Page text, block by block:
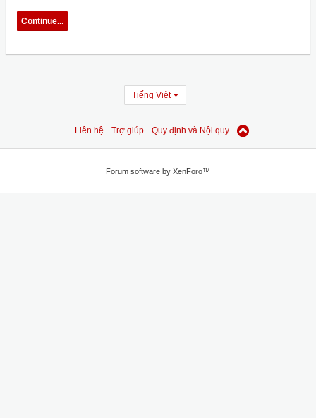
Continue...
Tiếng Việt
Liên hệ Trợ giúp Quy định và Nội quy
Forum software by XenForo™